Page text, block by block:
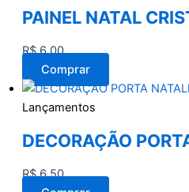
PAINEL NATAL
R$6,00
Comprar
Lançamentos
DECORAÇÃO
R$6,50